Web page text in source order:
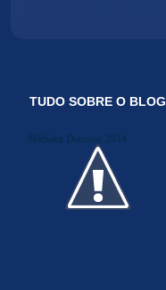
TUDO SOBRE O BLOG
Midiakit Danosse 2014